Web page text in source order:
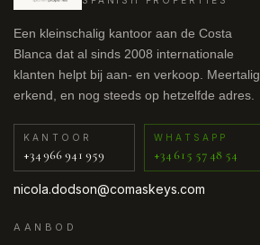
Een kleinschalig kantoor aan de Costa
Blanca dat al sinds 2008 internationale
klanten helpt bij aan- en verkoop. Meertalig,
erkend, en nog steeds op hetzelfde adres.
KANTOOR
+34 966 941 959
WHATSAPP
+34 615 57 48 54
nicola.dodson@comaskeys.com
AANBOD